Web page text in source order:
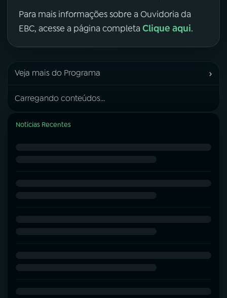
Para mais informações sobre a Ouvidoria da
EBC, acesse a página completa Clique aqui.
Veja mais do Programa ›
Carregando conteúdos...
Notícias Recentes